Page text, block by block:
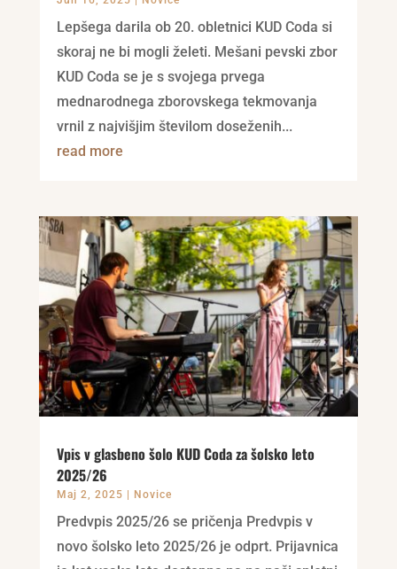
Lepšega darila ob 20. obletnici KUD Coda si
skoraj ne bi mogli želeti. Mešani pevski zbor
KUD Coda se je s svojega prvega
mednarodnega zborovskega tekmovanja
vrnil z najvišjim številom doseženih...
read more
Vpis v glasbeno šolo KUD Coda za šolsko leto
2025/26
Maj 2, 2025 | Novice
Predvpis 2025/26 se pričenja Predvpis v
novo šolsko leto 2025/26 je odprt. Prijavnica